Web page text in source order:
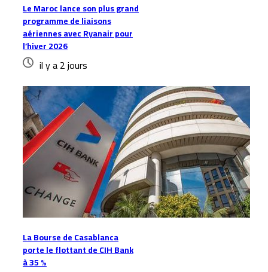
Le Maroc lance son plus grand
programme de liaisons
aériennes avec Ryanair pour
l’hiver 2026
il y a 2 jours
La Bourse de Casablanca
porte le flottant de CIH Bank
à 35 %